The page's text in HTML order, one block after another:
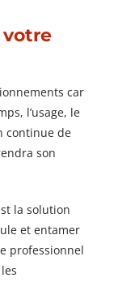
votre
car
l’usage, le
continue de
son
la solution
et entamer
professionnel